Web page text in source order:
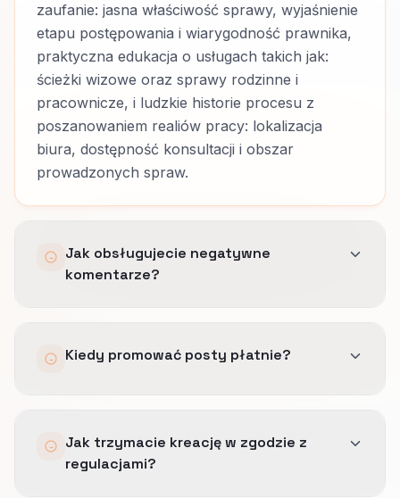
zaufanie: jasna właściwość sprawy, wyjaśnienie
etapu postępowania i wiarygodność prawnika,
praktyczna edukacja o usługach takich jak:
ścieżki wizowe oraz sprawy rodzinne i
pracownicze, i ludzkie historie procesu z
poszanowaniem realiów pracy: lokalizacja
biura, dostępność konsultacji i obszar
prowadzonych spraw.
Jak obsługujecie negatywne
komentarze?
prawne, żeby odpowiedzi były spokojne i
Kiedy promować posty płatnie?
na stronę lub wiadomości prywatne powiązane
z ofertą, którą naprawdę dowieziecie przy
Jak trzymacie kreację w zgodzie z
regulacjami?